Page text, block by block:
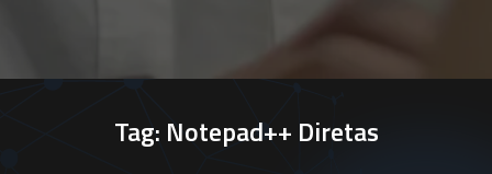
Tag: Notepad++ Diretas